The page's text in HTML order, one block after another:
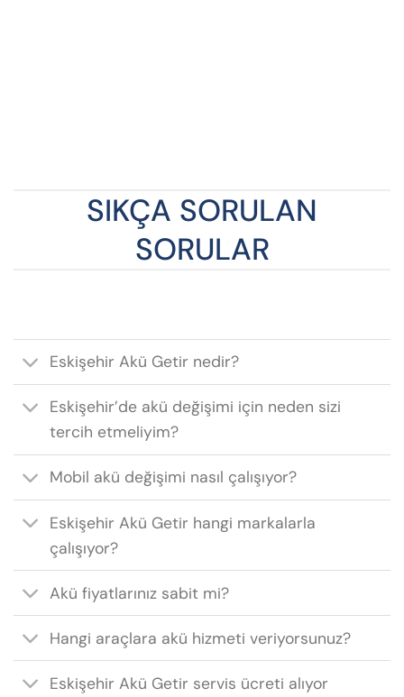
SIKÇA SORULAN
SORULAR
Eskişehir Akü Getir nedir?
Eskişehir’de akü değişimi için neden sizi
tercih etmeliyim?
Mobil akü değişimi nasıl çalışıyor?
Eskişehir Akü Getir hangi markalarla
çalışıyor?
Akü fiyatlarınız sabit mi?
Hangi araçlara akü hizmeti veriyorsunuz?
Eskişehir Akü Getir servis ücreti alıyor